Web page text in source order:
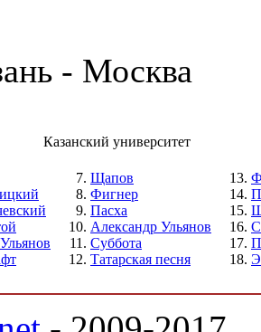
- Москва
Казанский университет
Щапов
Фигнер
Пасха
Александр Ульянов
Суббота
Татарская песня